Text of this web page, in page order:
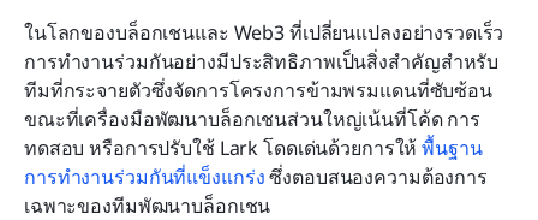
ในโลกของบล็อกเชนและ Web3 ที่เปลี่ยนแปลงอย่างรวดเร็ว
การทำงานร่วมกันอย่างมีประสิทธิภาพเป็นสิ่งสำคัญสำหรับ
ทีมที่กระจายตัวซึ่งจัดการโครงการข้ามพรมแดนที่ซับซ้อน
ขณะที่เครื่องมือพัฒนาบล็อกเชนส่วนใหญ่เน้นที่โค้ด การ
ทดสอบ หรือการปรับใช้ Lark โดดเด่นด้วยการให้ พื้นฐาน
การทำงานร่วมกันที่แข็งแกร่ง ซึ่งตอบสนองความต้องการ
เฉพาะของทีมพัฒนาบล็อกเชน